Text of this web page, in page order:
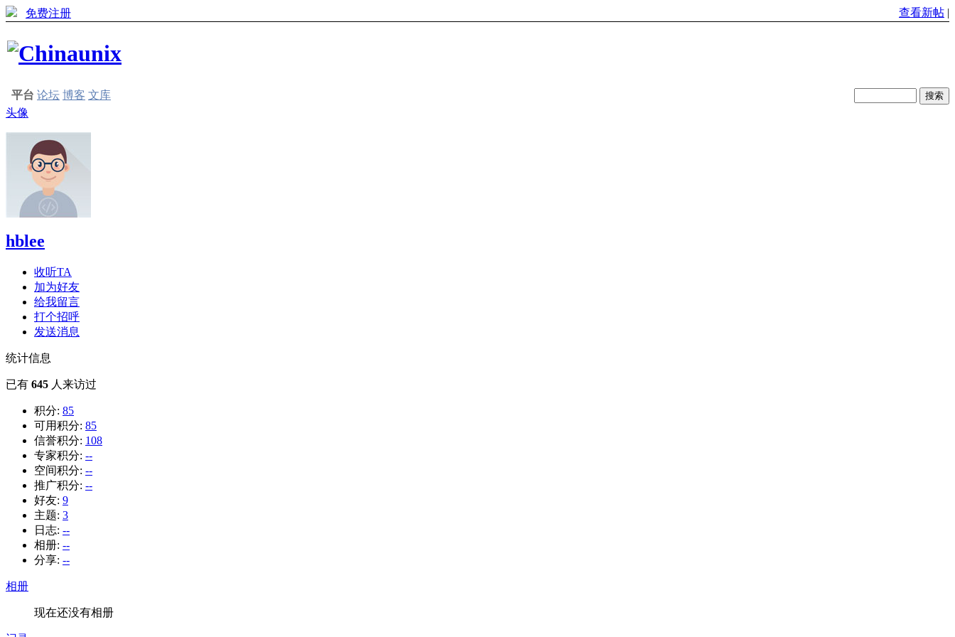
免费注册 查看新帖 |
平台 论坛 博客 文库
头像
hblee
收听TA
加为好友
给我留言
打个招呼
发送消息
统计信息
已有 645 人来访过
积分: 85
可用积分: 85
信誉积分: 108
专家积分: --
空间积分: --
推广积分: --
好友: 9
主题: 3
日志: --
相册: --
分享: --
相册
现在还没有相册